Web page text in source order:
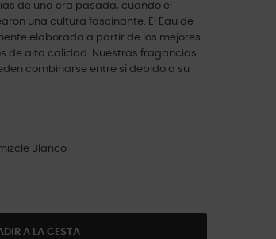
de una era pasada, cuando el
una cultura fascinante. El Eau de
elaborada a partir de los mejores
de alta calidad. Nuestras fragancias
combinarse entre sí debido a su
Blanco
A LA CESTA